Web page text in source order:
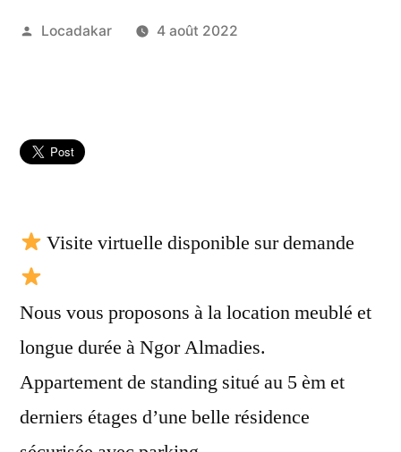
Publié
Locadakar 4 août 2022
Visite virtuelle disponible sur demande
Nous vous proposons à la location meublé et
longue durée à Ngor Almadies.
Appartement de standing situé au 5 èm et
derniers étages d’une belle résidence